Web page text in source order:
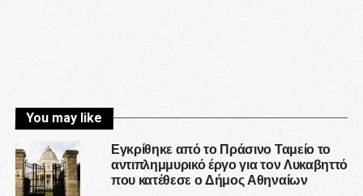
You may like
Εγκρίθηκε από το Πράσινο Ταμείο το
αντιπλημμυρικό έργο για τον Λυκαβηττό
που κατέθεσε ο Δήμος Αθηναίων